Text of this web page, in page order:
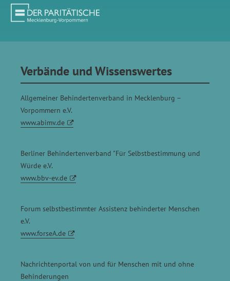
Verbände und Wissenswertes
Allgemeiner Behindertenverband in Mecklenburg –
Vorpommern e.V.
www.abimv.de
Berliner Behindertenverband "Für Selbstbestimmung und
Würde e.V.
www.bbv-ev.de
Forum selbstbestimmter Assistenz behinderter Menschen
e.V.
www.forseA.de
Nachrichtenportal von und für Menschen mit und ohne
Behinderungen